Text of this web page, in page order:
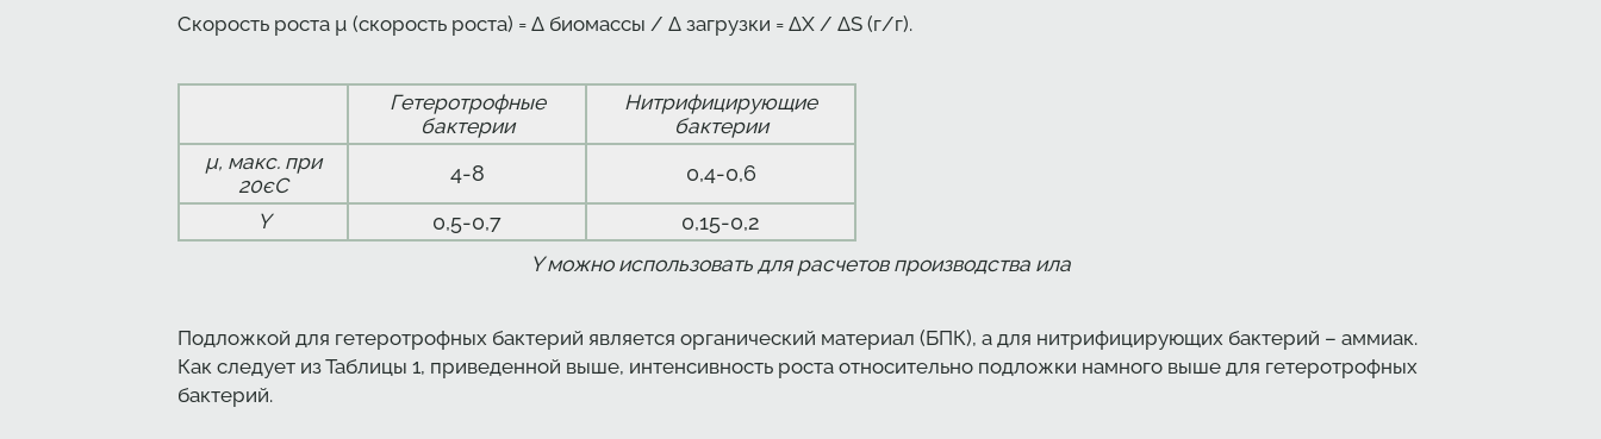
Скорость роста µ (скорость роста) = Δ биомассы / Δ загрузки = ΔХ / ΔS (г/г).
Гетеротрофные
бактерии
Нитрифицирующие
бактерии
µ, макс. при
20єС
4-8 0,4-0,6
Y 0,5-0,7 0,15-0,2
Y можно использовать для расчетов производства ила
Подложкой для гетеротрофных бактерий является органический материал (БПК), а для нитрифицирующих бактерий – аммиак.
Как следует из Таблицы 1, приведенной выше, интенсивность роста относительно подложки намного выше для гетеротрофных
бактерий.